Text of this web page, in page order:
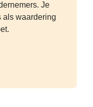
Je
als waardering